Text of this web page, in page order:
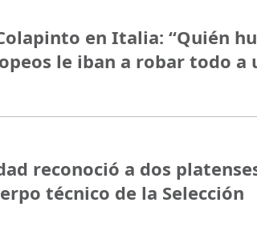
en Italia: “Quién
le iban a robar todo a
reconoció a dos
técnico de la Selección